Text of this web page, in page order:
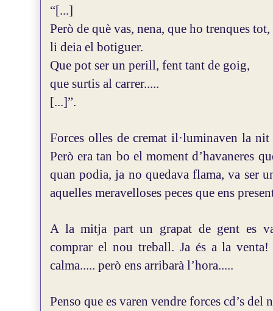
“[...]
Però de què vas, nena, que ho trenques tot,
li deia el botiguer.
Que pot ser un perill, fent tant de goig,
que surtis al carrer.....
[...]”.
Forces olles de cremat il·luminaven la
Però era tan bo el moment d’havaneres
quan podia, ja no quedava flama, va ser
aquelles meravelloses peces que ens
A la mitja part un grapat de gent es
comprar el nou treball. Ja és a la
calma..... però ens arribarà l’hora.....
Penso que es varen vendre forces cd’s